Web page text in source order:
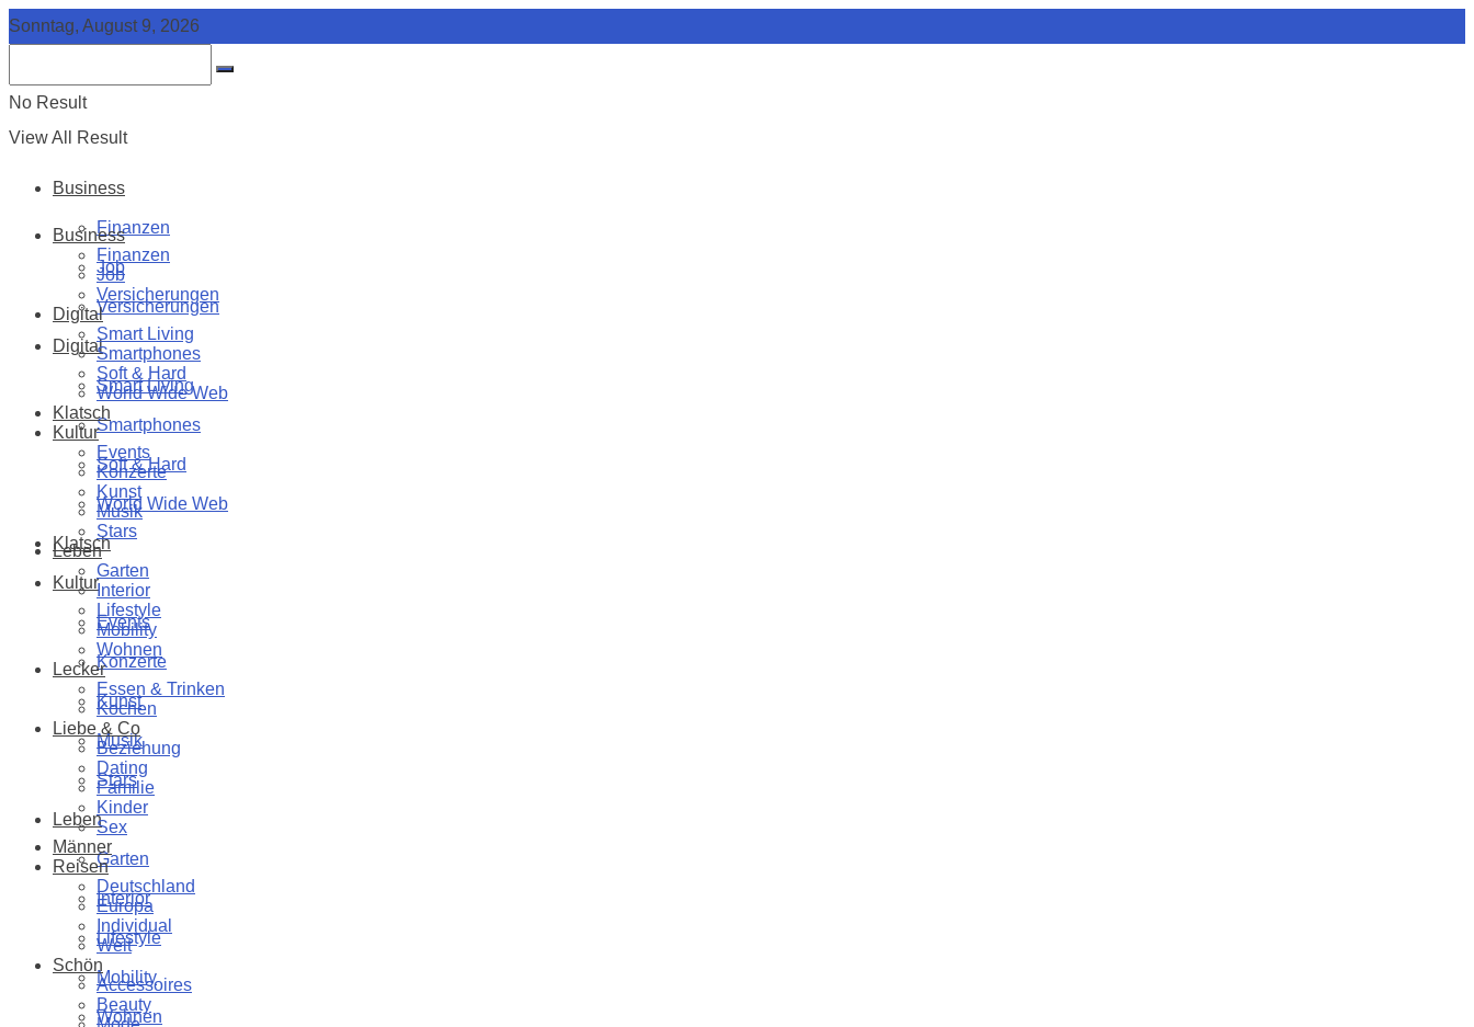
Sonntag, August 9, 2026
No Result
View All Result
Business
Finanzen
Job
Versicherungen
Digital
Smart Living
Smartphones
Soft & Hard
World Wide Web
Klatsch
Kultur
Events
Konzerte
Kunst
Musik
Stars
Leben
Garten
Interior
Lifestyle
Mobility
Wohnen
Business
Finanzen
Job
Versicherungen
Digital
Smart Living
Smartphones
Soft & Hard
World Wide Web
Klatsch
Kultur
Events
Konzerte
Kunst
Musik
Stars
Leben
Garten
Interior
Lifestyle
Mobility
Wohnen
Lecker
Essen & Trinken
Kochen
Liebe & Co
Beziehung
Dating
Familie
Kinder
Sex
Männer
Reisen
Deutschland
Europa
Individual
Welt
Schön
Accessoires
Beauty